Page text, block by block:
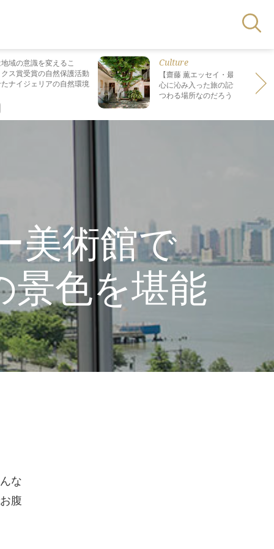
域の意識を変えるこ
ス賞受賞の自然保護活動
ナイジェリアの自然環境
Culture
【齋藤 薫エッセイ・最終回】 最
心に沁み入った旅の記憶は なぜ“死
つわる場所なのだろう？
美術館で
景色を堪能
な
腹